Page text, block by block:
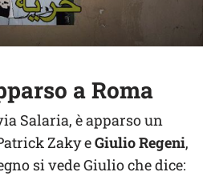
a Roma
Salaria, è apparso un
Zaky eGiulio Regeni,
si vede Giulio che dice: